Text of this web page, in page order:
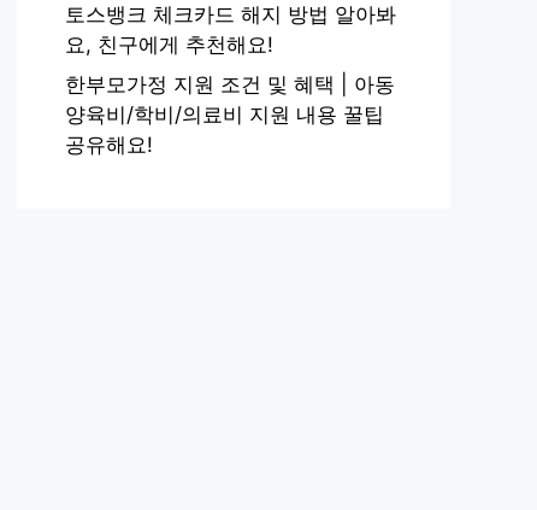
토스뱅크 체크카드 해지 방법 알아봐
요, 친구에게 추천해요!
한부모가정 지원 조건 및 혜택 | 아동
양육비/학비/의료비 지원 내용 꿀팁
공유해요!